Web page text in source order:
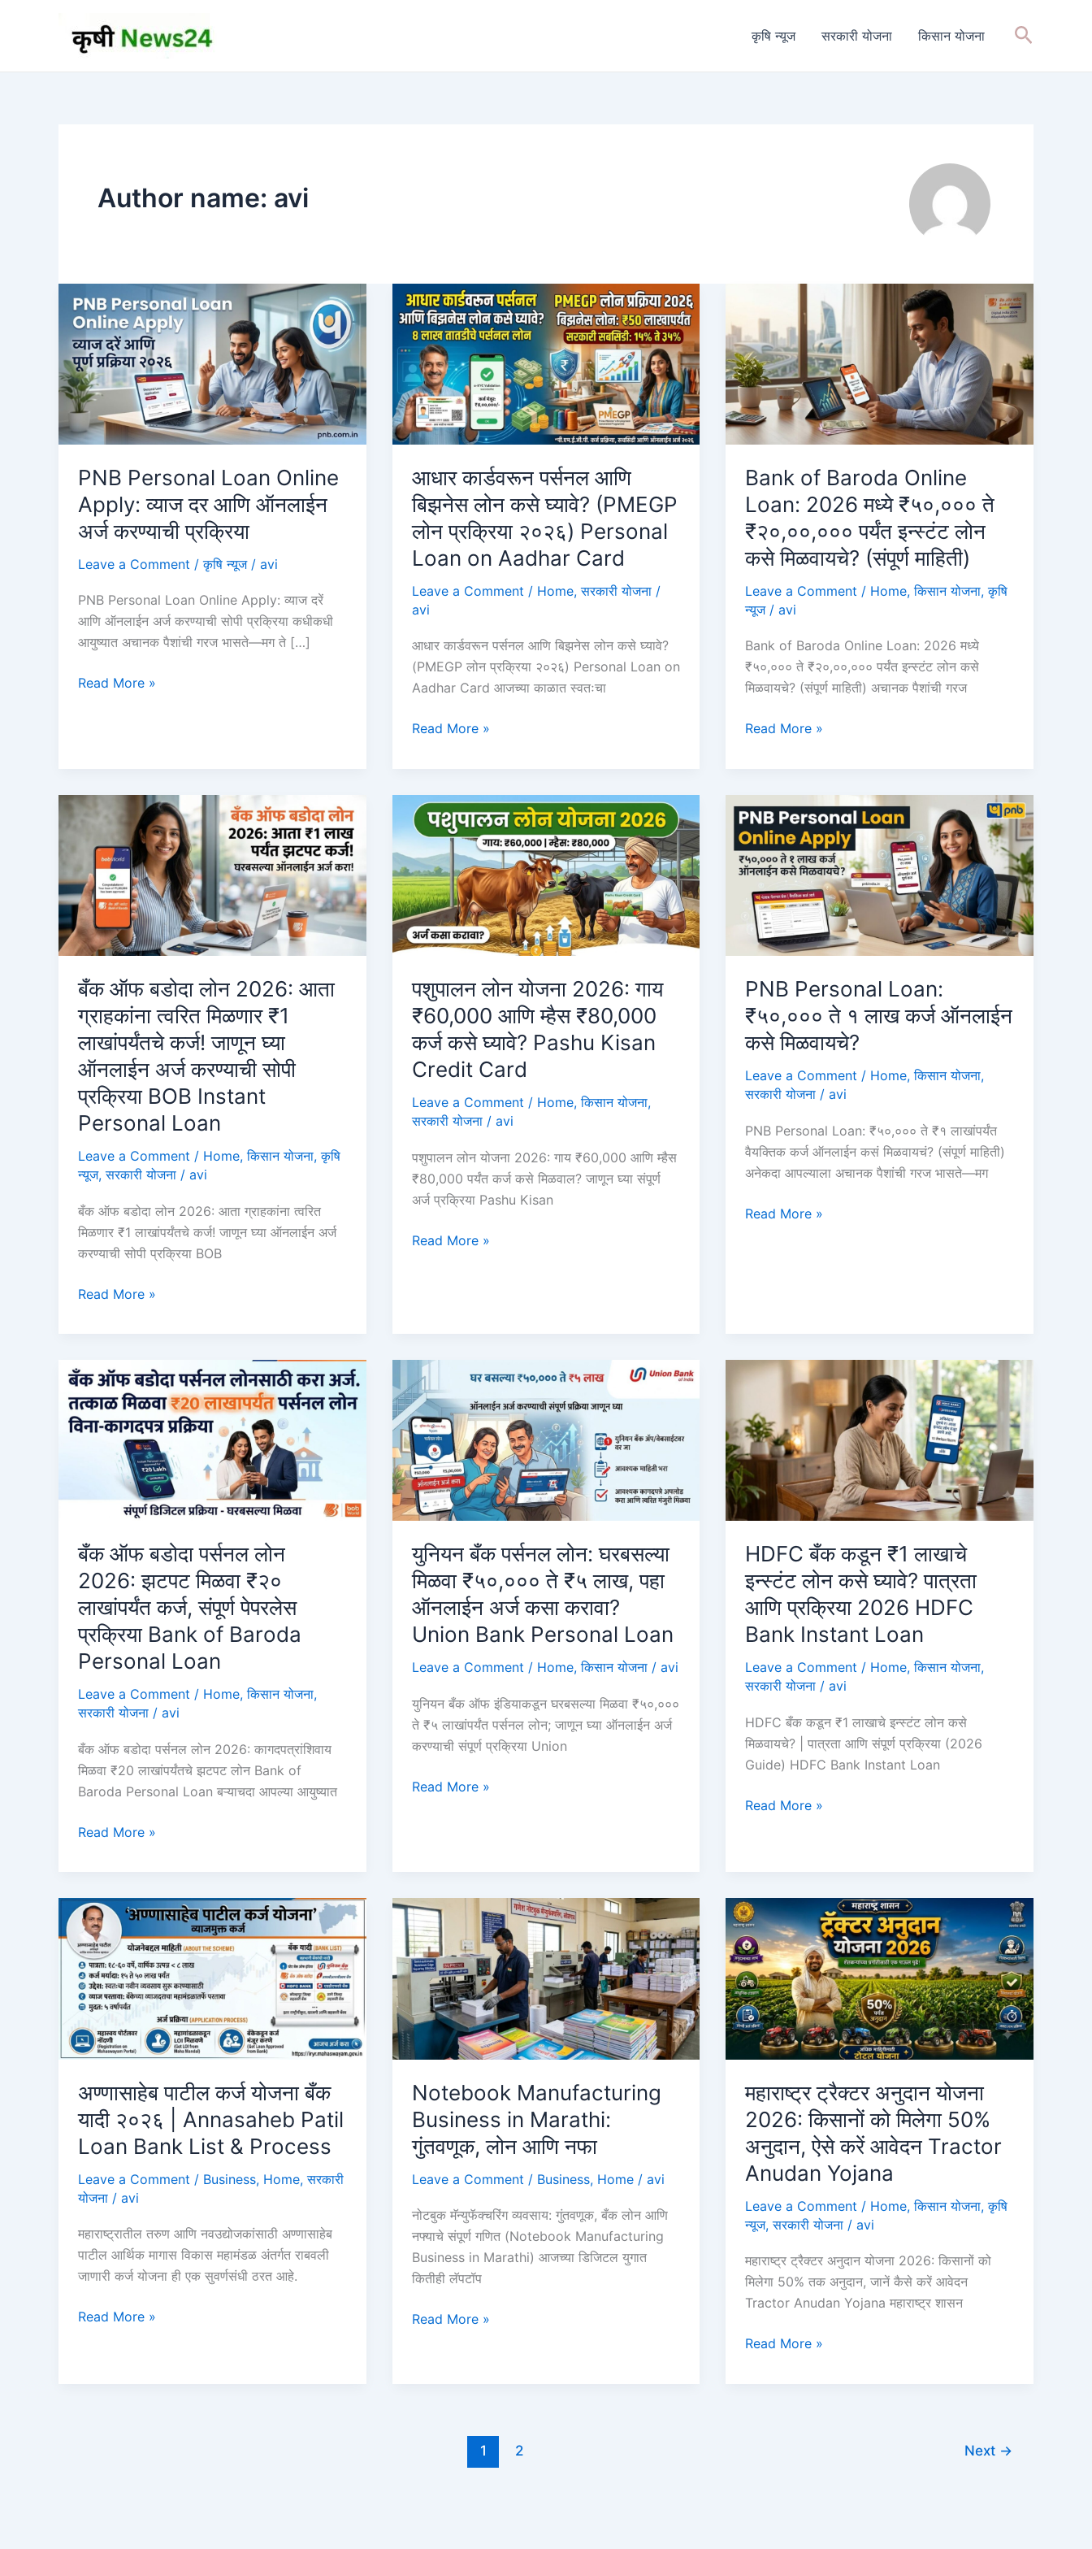
कृषि न्यूज सरकारी योजना किसान योजना Search
Author name: avi
PNB Personal Loan Online
Apply: व्याज दर आणि ऑनलाईन
अर्ज करण्याची प्रक्रिया
Leave a Comment /कृषि न्यूज/ avi
PNB Personal Loan Online Apply: व्याज दरें
आणि ऑनलाईन अर्ज करण्याची सोपी प्रक्रिया कधीकधी
आयुष्यात अचानक पैशांची गरज भासते—मग ते […]
PNB
दर
ऑनलाईन
अर्ज
करण्याची
प्रक्रिया
Read More »
आधार कार्डवरून पर्सनल आणि
बिझनेस लोन कसे घ्यावे? (PMEGP
लोन प्रक्रिया २०२६) Personal
Loan on Aadhar Card
Leave a Comment / Home,सरकारी योजना/
avi
आधार कार्डवरून पर्सनल आणि बिझनेस लोन कसे घ्यावे?
(PMEGP लोन प्रक्रिया २०२६) Personal Loan on
Aadhar Card आजच्या काळात स्वतःचा
आधार
आणि
बिझनेस
लोन
कसे
घ्यावे?
(PMEGP
लोन
प्रक्रिया
Personal
Loan
on
Aadhar
Card
Read More »
Bank of Baroda Online
Loan: 2026 मध्ये ₹५०,००० ते
₹२०,००,००० पर्यंत इन्स्टंट लोन
कसे मिळवायचे? (संपूर्ण माहिती)
Leave a Comment / Home,किसान योजना,कृषि
न्यूज/avi
Bank of Baroda Online Loan: 2026 मध्ये
₹५०,००० ते ₹२०,००,००० पर्यंत इन्स्टंट लोन कसे
मिळवायचे? (संपूर्ण माहिती) अचानक पैशांची गरज
Bank
Online
Loan:
2026
मध्ये
₹५०,०००
ते
₹२०,००,०००
पर्यंत
इन्स्टंट
लोन
मिळवायचे?
(संपूर्ण
Read More »
बँक ऑफ बडोदा लोन 2026: आता
ग्राहकांना त्वरित मिळणार ₹1
लाखांपर्यंतचे कर्ज! जाणून घ्या
ऑनलाईन अर्ज करण्याची सोपी
प्रक्रिया BOB Instant
Personal Loan
Leave a Comment / Home,किसान योजना,कृषि
न्यूज,सरकारी योजना / avi
बँक ऑफ बडोदा लोन 2026: आता ग्राहकांना त्वरित
मिळणार ₹1 लाखांपर्यंतचे कर्ज! जाणून घ्या ऑनलाईन अर्ज
करण्याची सोपी प्रक्रिया BOB
बँक
2026:
आता
ग्राहकांना
लाखांपर्यंतचे
जाणून
ऑनलाईन
अर्ज
करण्याची
सोपी
प्रक्रिया
BOB
Instant
Loan
Read More »
पशुपालन लोन योजना 2026: गाय
₹60,000 आणि म्हैस ₹80,000
कर्ज कसे घ्यावे? Pashu Kisan
Credit Card
Leave a Comment / Home,किसान योजना,
सरकारी योजना/ avi
पशुपालन लोन योजना 2026: गाय ₹60,000 आणि म्हैस
₹80,000 पर्यंत कर्ज कसे मिळवाल? जाणून घ्या संपूर्ण
अर्ज प्रक्रिया Pashu Kisan
पशुपालन
आणि
म्हैस
₹80,000
कर्ज
कसे
घ्यावे?
Pashu
Kisan
Card
Read More »
PNB Personal Loan:
₹५०,००० ते १ लाख कर्ज ऑनलाईन
कसे मिळवायचे?
Leave a Comment / Home,किसान योजना,
सरकारी योजना /avi
PNB Personal Loan: ₹५०,००० ते ₹१ लाखांपर्यंत
वैयक्तिक कर्ज ऑनलाईन कसं मिळवायचं? (संपूर्ण माहिती)
अनेकदा आपल्याला अचानक पैशांची गरज भासते—मग
PNB
कर्ज
ऑनलाईन
मिळवायचे?
Read More »
बँक ऑफ बडोदा पर्सनल लोन
2026: झटपट मिळवा ₹२०
लाखांपर्यंत कर्ज, संपूर्ण पेपरलेस
प्रक्रिया Bank of Baroda
Personal Loan
Leave a Comment / Home,किसान योजना,
सरकारी योजना / avi
बँक ऑफ बडोदा पर्सनल लोन 2026: कागदपत्रांशिवाय
मिळवा ₹20 लाखांपर्यंतचे झटपट लोन Bank of
Baroda Personal Loan बऱ्याचदा आपल्या आयुष्यात
बँक
पर्सनल
लोन
2026:
झटपट
मिळवा
₹२०
लाखांपर्यंत
कर्ज,
संपूर्ण
पेपरलेस
प्रक्रिया
Bank
Personal
Read More »
युनियन बँक पर्सनल लोन: घरबसल्या
मिळवा ₹५०,००० ते ₹५ लाख, पहा
ऑनलाईन अर्ज कसा करावा?
Union Bank Personal Loan
Leave a Comment / Home,किसान योजना/ avi
युनियन बँक ऑफ इंडियाकडून घरबसल्या मिळवा ₹५०,०००
ते ₹५ लाखांपर्यंत पर्सनल लोन; जाणून घ्या ऑनलाईन अर्ज
करण्याची संपूर्ण प्रक्रिया Union
युनियन
₹५०,०००
ते
₹५
लाख,
ऑनलाईन
कसा
करावा?
Union
Bank
Personal
Read More »
HDFC बँक कडून ₹1 लाखाचे
इन्स्टंट लोन कसे घ्यावे? पात्रता
आणि प्रक्रिया 2026 HDFC
Bank Instant Loan
Leave a Comment / Home,किसान योजना,
सरकारी योजना /avi
HDFC बँक कडून ₹1 लाखाचे इन्स्टंट लोन कसे
मिळवायचे? | पात्रता आणि संपूर्ण प्रक्रिया (2026
Guide) HDFC Bank Instant Loan
HDFC
इन्स्टंट
लोन
कसे
घ्यावे?
पात्रता
आणि
प्रक्रिया
2026
Bank
Instant
Loan
Read More »
अण्णासाहेब पाटील कर्ज योजना बँक
यादी २०२६ | Annasaheb Patil
Loan Bank List & Process
Leave a Comment / Business, Home,सरकारी
योजना / avi
महाराष्ट्रातील तरुण आणि नवउद्योजकांसाठी अण्णासाहेब
पाटील आर्थिक मागास विकास महामंडळ अंतर्गत राबवली
जाणारी कर्ज योजना ही एक सुवर्णसंधी ठरत आहे.
अण्णासाहेब
Read More »
Notebook Manufacturing
Business in Marathi:
गुंतवणूक, लोन आणि नफा
Leave a Comment / Business, Home/ avi
नोटबुक मॅन्युफॅक्चरिंग व्यवसाय: गुंतवणूक, बँक लोन आणि
नफ्याचे संपूर्ण गणित (Notebook Manufacturing
Business in Marathi) आजच्या डिजिटल युगात
कितीही लॅपटॉप
Notebook
Read More »
महाराष्ट्र ट्रैक्टर अनुदान योजना
2026: किसानों को मिलेगा 50%
अनुदान, ऐसे करें आवेदन Tractor
Anudan Yojana
Leave a Comment / Home,किसान योजना,कृषि
न्यूज,सरकारी योजना /avi
महाराष्ट्र ट्रैक्टर अनुदान योजना 2026: किसानों को
मिलेगा 50% तक अनुदान, जानें कैसे करें आवेदन
Tractor Anudan Yojana महाराष्ट्र शासन
महाराष्ट्र
Read More »
1 2 Next →